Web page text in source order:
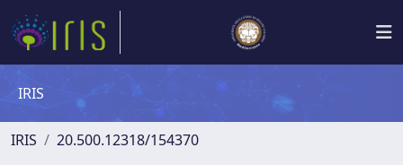
IRIS
IRIS 20.500.12318/154370